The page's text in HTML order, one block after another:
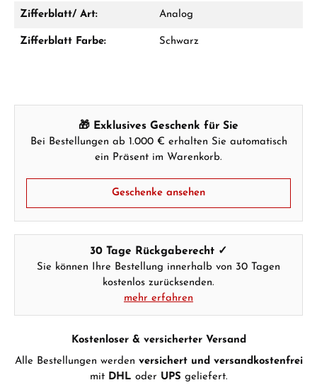
Hersteller- & Produktsicherheit
Zifferblatt/ Art: Analog
Zifferblatt Farbe: Schwarz
🎁 Exklusives Geschenk für Sie
Bei Bestellungen ab 1.000 € erhalten Sie automatisch
ein Präsent im Warenkorb.
Geschenke ansehen
30 Tage Rückgaberecht ✓
Sie können Ihre Bestellung innerhalb von 30 Tagen
kostenlos zurücksenden.
mehr erfahren
Kostenloser & versicherter Versand
Alle Bestellungen werden versichert und versandkostenfrei
mit DHL oder UPS geliefert.